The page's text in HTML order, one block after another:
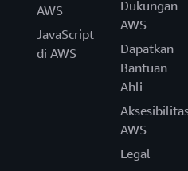
AWS
JavaScript
di AWS
Dukungan
AWS
Dapatkan
Bantuan
Ahli
AWS
Legal